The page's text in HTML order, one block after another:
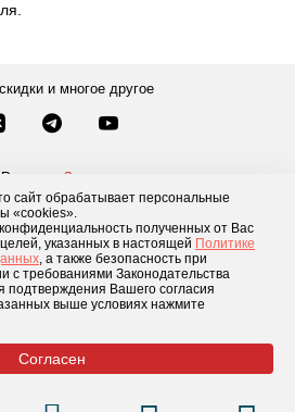
сайт обрабатывает персональные
«cookies».
полученных от Вас
указанных в настоящей Политике
, а также безопасность при
с требованиями Законодательства
подтверждения Вашего согласия
выше условиях нажмите
Согласен
и многое другое
Заказать звонок
Доставка и оплата Блог
«GLADIATOR»